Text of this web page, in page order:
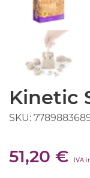
Kinetic
SKU:
51,20 € IVA